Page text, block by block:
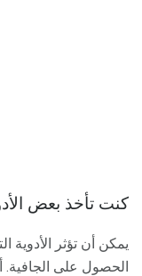
كنت تأخذ بعض
يمكن أن تؤثر الأدوية
الحصول على الجافية.